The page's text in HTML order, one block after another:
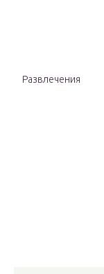
Развлечения